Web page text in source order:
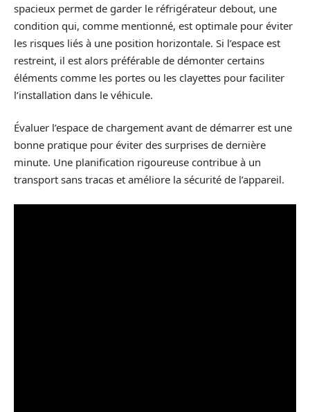
spacieux permet de garder le réfrigérateur debout, une
condition qui, comme mentionné, est optimale pour éviter
les risques liés à une position horizontale. Si l’espace est
restreint, il est alors préférable de démonter certains
éléments comme les portes ou les clayettes pour faciliter
l’installation dans le véhicule.
Évaluer l’espace de chargement avant de démarrer est une
bonne pratique pour éviter des surprises de dernière
minute. Une planification rigoureuse contribue à un
transport sans tracas et améliore la sécurité de l’appareil.